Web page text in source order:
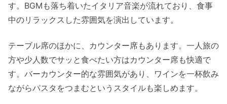
す。BGMも落ち着いたイタリア音楽が流れており、食事
中のリラックスした雰囲気を演出しています。
テーブル席のほかに、カウンター席もあります。一人旅の
方や少人数でサッと食べたい方はカウンター席も快適で
す。バーカウンター的な雰囲気があり、ワインを一杯飲み
ながらパスタをつまむというスタイルも楽しめます。